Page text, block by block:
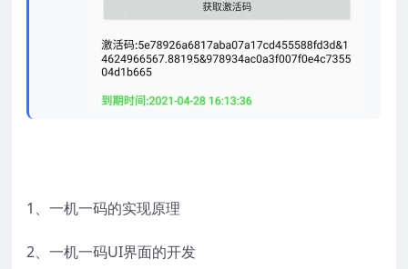
1、一机一码的实现原理
2、一机一码UI界面的开发